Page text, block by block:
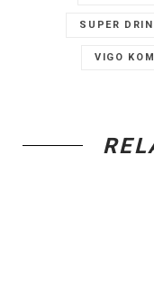
SUPER
VIGO